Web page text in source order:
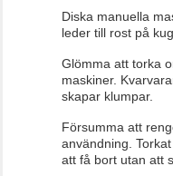
Diska manuella
leder till rost på
Glömma att torka
maskiner.
skapar klumpar.
Försumma att
användning.
att få bort utan att